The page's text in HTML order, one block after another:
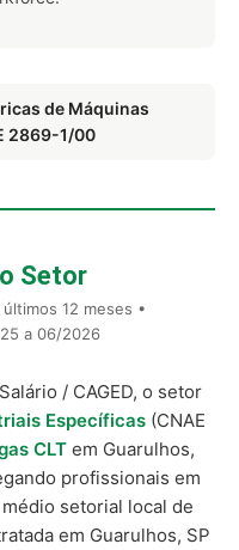
de Máquinas
2869-1/00
Setor
12 meses •
a 06/2026
/ CAGED, o setor
Específicas (CNAE
CLT em Guarulhos,
profissionais em
setorial local de
em Guarulhos, SP